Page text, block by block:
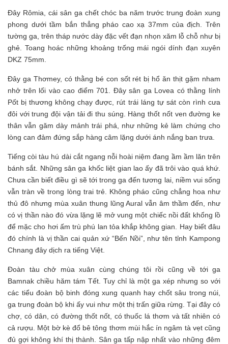
Đây Rômia, cái sân ga chết chóc ba năm trước trung đoàn xung
phong dưới tầm bắn thẳng pháo cao xạ 37mm của địch. Trên
tường ga, trên tháp nước dày đặc vết đạn nhọn xăm lỗ chỗ như bị
ghẻ. Toang hoác những khoảng trống mái ngói dính đạn xuyên
DKZ 75mm.
Đây ga Thơmey, có thằng bé con sốt rét bị hổ ăn thịt gặm nham
nhở trên lối vào cao điểm 701. Đây sân ga Lovea có thằng lính
Pốt bị thương không chạy được, rút trái láng tự sát còn rình cưa
đôi với trung đội vận tải đi thu súng. Hàng thốt nốt ven đường ke
thân vẫn găm dày mảnh trái phá, như những kẻ làm chứng cho
lòng can đảm đứng sắp hàng câm lặng dưới ánh nắng ban trưa.
Tiếng còi tàu hú dài cắt ngang nỗi hoài niệm đang ầm ầm lăn trên
bánh sắt. Những sân ga khốc liệt gian lao ấy đã trôi vào quá khứ.
Chưa cần biết điều gì sẽ tới trong ga đến tương lai, niềm vui sống
vẫn tràn về trong lòng trai trẻ. Không pháo cũng chẳng hoa như
thủ đô nhưng mùa xuân thung lũng Aural vẫn âm thầm đến, như
có vị thần nào đó vừa lặng lẽ mở vung một chiếc nồi đất khổng lồ
để mặc cho hơi ấm trù phú lan tỏa khắp không gian. Hay biết đâu
đó chính là vị thần cai quản xứ “Bến Nồi”, như tên tỉnh Kampong
Chnang đây dịch ra tiếng Việt.
Đoàn tàu chở mùa xuân cùng chúng tôi rồi cũng về tới ga
Bamnak chiều hăm tám Tết. Tuy chỉ là một ga xép nhưng so với
các tiểu đoàn bộ binh đóng xung quanh hay chốt sâu trong núi,
ga trung đoàn bộ khi ấy vui như một thị trấn giữa rừng. Tại đây có
chợ, có dân, có đường thốt nốt, có thuốc lá thơm và tất nhiên có
cả rượu. Một bờ kè đổ bê tông thơm mùi hắc ín ngâm tà vẹt cũng
đủ gợi không khí thị thành. Sân ga tấp nập nhất vào những đêm